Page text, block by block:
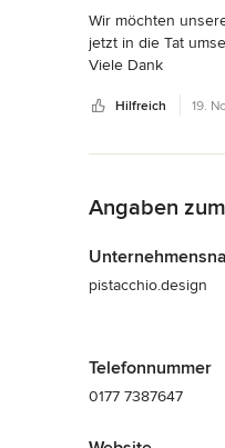
Ich würde Steffi
Wir möchten
jetzt in die Tat
Viele Dank
Hilfreich 19.
Angaben
pistacchio.design
Telefonnummer
0177 7387647